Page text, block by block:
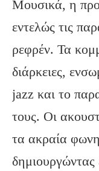
Μουσικά, η
εντελώς τις
ρεφρέν. Τα
διάρκειες,
jazz και το
τους. Οι
τα ακραία
δημιουργώντας